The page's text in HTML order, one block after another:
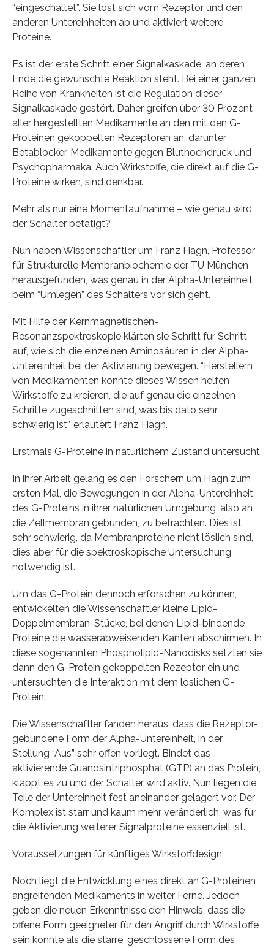
“eingeschaltet”. Sie löst sich vom Rezeptor und den
anderen Untereinheiten ab und aktiviert weitere
Proteine.
Es ist der erste Schritt einer Signalkaskade, an deren
Ende die gewünschte Reaktion steht. Bei einer ganzen
Reihe von Krankheiten ist die Regulation dieser
Signalkaskade gestört. Daher greifen über 30 Prozent
aller hergestellten Medikamente an den mit den G-
Proteinen gekoppelten Rezeptoren an, darunter
Betablocker, Medikamente gegen Bluthochdruck und
Psychopharmaka. Auch Wirkstoffe, die direkt auf die G-
Proteine wirken, sind denkbar.
Mehr als nur eine Momentaufnahme – wie genau wird
der Schalter betätigt?
Nun haben Wissenschaftler um Franz Hagn, Professor
für Strukturelle Membranbiochemie der TU München
herausgefunden, was genau in der Alpha-Untereinheit
beim “Umlegen” des Schalters vor sich geht.
Mit Hilfe der Kernmagnetischen-
Resonanzspektroskopie klärten sie Schritt für Schritt
auf, wie sich die einzelnen Aminosäuren in der Alpha-
Untereinheit bei der Aktivierung bewegen. “Herstellern
von Medikamenten könnte dieses Wissen helfen
Wirkstoffe zu kreieren, die auf genau die einzelnen
Schritte zugeschnitten sind, was bis dato sehr
schwierig ist”, erläutert Franz Hagn.
Erstmals G-Proteine in natürlichem Zustand untersucht
In ihrer Arbeit gelang es den Forschern um Hagn zum
ersten Mal, die Bewegungen in der Alpha-Untereinheit
des G-Proteins in ihrer natürlichen Umgebung, also an
die Zellmembran gebunden, zu betrachten. Dies ist
sehr schwierig, da Membranproteine nicht löslich sind,
dies aber für die spektroskopische Untersuchung
notwendig ist.
Um das G-Protein dennoch erforschen zu können,
entwickelten die Wissenschaftler kleine Lipid-
Doppelmembran-Stücke, bei denen Lipid-bindende
Proteine die wasserabweisenden Kanten abschirmen. In
diese sogenannten Phospholipid-Nanodisks setzten sie
dann den G-Protein gekoppelten Rezeptor ein und
untersuchten die Interaktion mit dem löslichen G-
Protein.
Die Wissenschaftler fanden heraus, dass die Rezeptor-
gebundene Form der Alpha-Untereinheit, in der
Stellung “Aus” sehr offen vorliegt. Bindet das
aktivierende Guanosintriphosphat (GTP) an das Protein,
klappt es zu und der Schalter wird aktiv. Nun liegen die
Teile der Untereinheit fest aneinander gelagert vor. Der
Komplex ist starr und kaum mehr veränderlich, was für
die Aktivierung weiterer Signalproteine essenziell ist.
Voraussetzungen für künftiges Wirkstoffdesign
Noch liegt die Entwicklung eines direkt an G-Proteinen
angreifenden Medikaments in weiter Ferne. Jedoch
geben die neuen Erkenntnisse den Hinweis, dass die
offene Form geeigneter für den Angriff durch Wirkstoffe
sein könnte als die starre, geschlossene Form des